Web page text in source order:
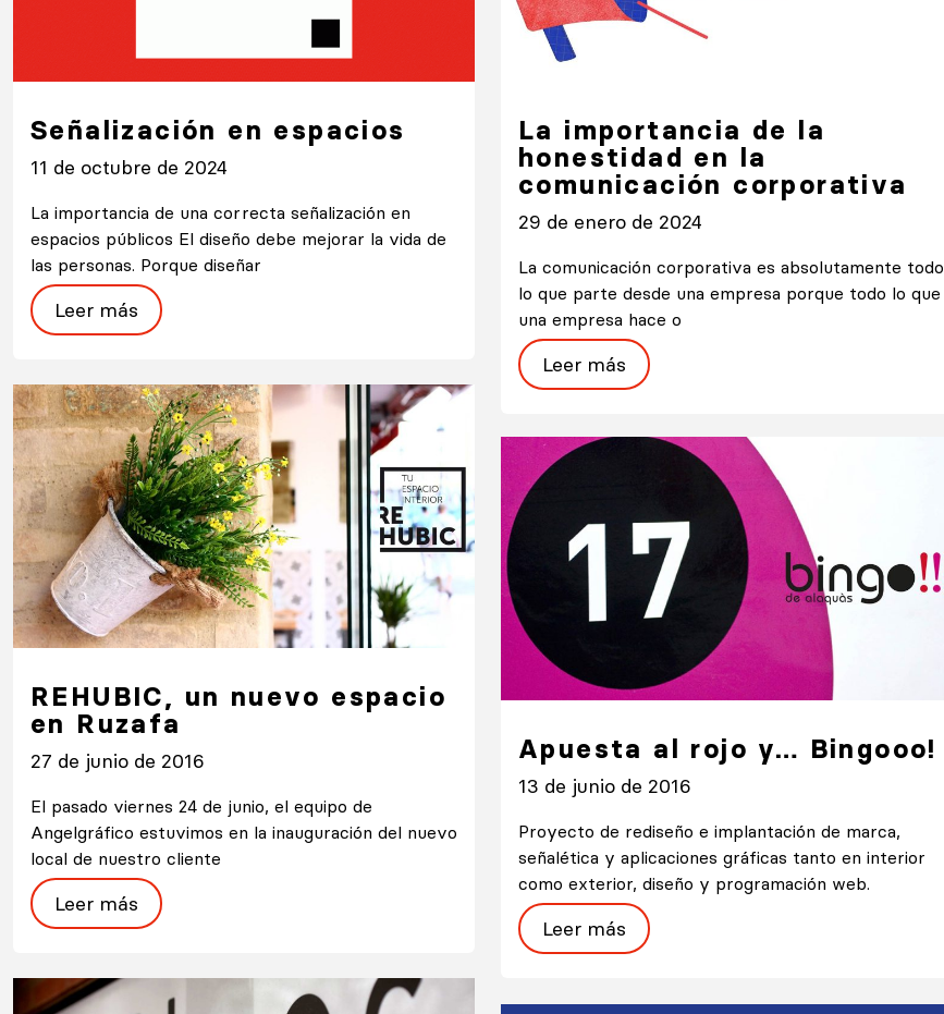
Señalización en espacios
11 de octubre de 2024
La importancia de una correcta señalización en
espacios públicos El diseño debe mejorar la vida de
las personas. Porque diseñar
Leer más
La importancia de la
honestidad en la
comunicación corporativa
29 de enero de 2024
La comunicación corporativa es absolutamente todo
lo que parte desde una empresa porque todo lo que
una empresa hace o
Leer más
REHUBIC, un nuevo espacio
en Ruzafa
27 de junio de 2016
El pasado viernes 24 de junio, el equipo de
Angelgráfico estuvimos en la inauguración del nuevo
local de nuestro cliente
Leer más
Apuesta al rojo y… Bingooo!
13 de junio de 2016
Proyecto de rediseño e implantación de marca,
señalética y aplicaciones gráficas tanto en interior
como exterior, diseño y programación web.
Leer más